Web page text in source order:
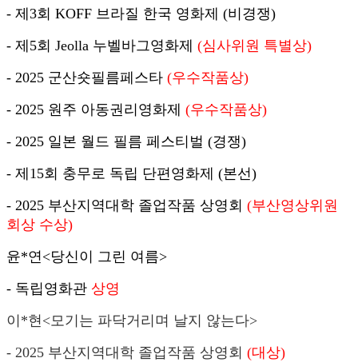
- 제3회 KOFF 브라질 한국 영화제 (비경쟁)
- 제5회 Jeolla 누벨바그영화제 (심사위원 특별상)
- 2025 군산숏필름페스타 (우수작품상)
- 2025 원주 아동권리영화제 (우수작품상)
- 2025 일본 월드 필름 페스티벌 (경쟁)
- 제15회 충무로 독립 단편영화제 (본선)
- 2025 부산지역대학 졸업작품 상영회 (부산영상위원
회상 수상)
윤*연<당신이 그린 여름>
- 독립영화관 상영
이*현<모기는 파닥거리며 날지 않는다>
- 2025 부산지역대학 졸업작품 상영회 (대상)